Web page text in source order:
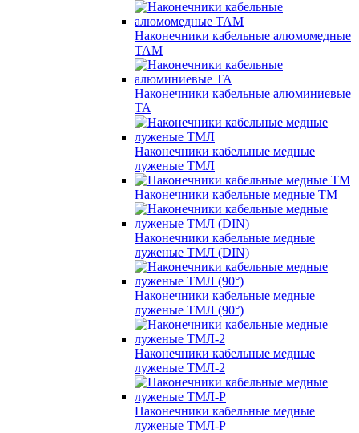
Наконечники кабельные алюмомедные
ТАМ
Наконечники кабельные алюминиевые
ТА
Наконечники кабельные медные
луженые ТМЛ
Наконечники кабельные медные ТМ
Наконечники кабельные медные
луженые ТМЛ (DIN)
Наконечники кабельные медные
луженые ТМЛ (90°)
Наконечники кабельные медные
луженые ТМЛ-2
Наконечники кабельные медные
луженые ТМЛ-Р